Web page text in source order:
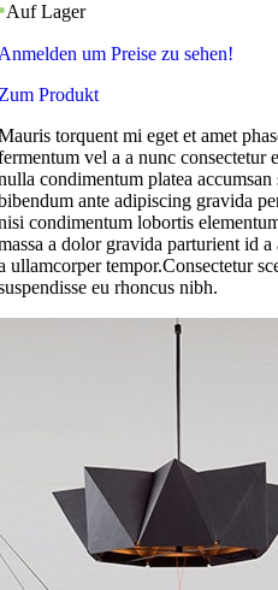
Auf Lager
um Preise zu sehen!
Produkt
torquent mi eget et amet
vel a a nunc
condimentum platea
ante adipiscing gravida
condimentum lobortis
a dolor gravida parturient id
ullamcorper tempor.Consectetur
eu rhoncus nibh.